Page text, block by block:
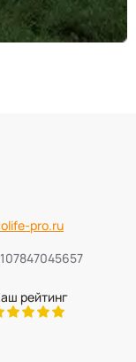
pro.ru
рейтинг